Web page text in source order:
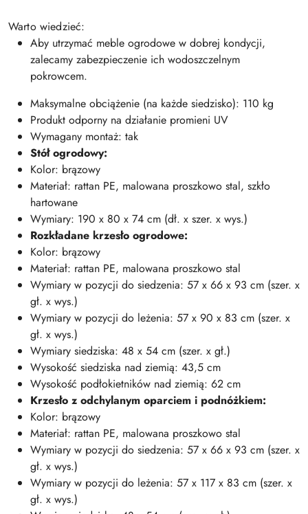
Warto wiedzieć:
Aby utrzymać meble ogrodowe w dobrej kondycji,
zalecamy zabezpieczenie ich wodoszczelnym
pokrowcem.
Maksymalne obciążenie (na każde siedzisko): 110 kg
Produkt odporny na działanie promieni UV
Wymagany montaż: tak
Stół ogrodowy:
Kolor: brązowy
Materiał: rattan PE, malowana proszkowo stal, szkło
hartowane
Wymiary: 190 x 80 x 74 cm (dł. x szer. x wys.)
Rozkładane krzesło ogrodowe:
Kolor: brązowy
Materiał: rattan PE, malowana proszkowo stal
Wymiary w pozycji do siedzenia: 57 x 66 x 93 cm (szer. x
gł. x wys.)
Wymiary w pozycji do leżenia: 57 x 90 x 83 cm (szer. x
gł. x wys.)
Wymiary siedziska: 48 x 54 cm (szer. x gł.)
Wysokość siedziska nad ziemią: 43,5 cm
Wysokość podłokietników nad ziemią: 62 cm
Krzesło z odchylanym oparciem i podnóżkiem:
Kolor: brązowy
Materiał: rattan PE, malowana proszkowo stal
Wymiary w pozycji do siedzenia: 57 x 66 x 93 cm (szer. x
gł. x wys.)
Wymiary w pozycji do leżenia: 57 x 117 x 83 cm (szer. x
gł. x wys.)